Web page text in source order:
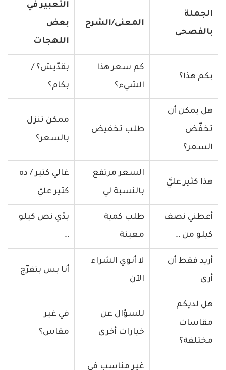
الجملة
بالفصحى
المعنى/الشرح
التعبير في
بعض
اللهجات
بكم هذا؟
كم سعر هذا
الشيء؟
بقدّيش؟ /
بكام؟
هل يمكن أن
تخفّض
السعر؟
طلب تخفيض
ممكن تنزل
بالسعر؟
هذا كثير عليَّ
السعر مرتفع
بالنسبة لي
غالي كتير / ده
كتير عليّ
أعطني نصف
كيلو من …
طلب كمية
معينة
بدّي نص كيلو
…
أريد فقط أن
أرى
لا أنوي الشراء
الآن
أنا بس بتفرّج
هل لديكم
مقاسات
مختلفة؟
للسؤال عن
خيارات أخرى
في غير
مقاس؟
غير مناسب في